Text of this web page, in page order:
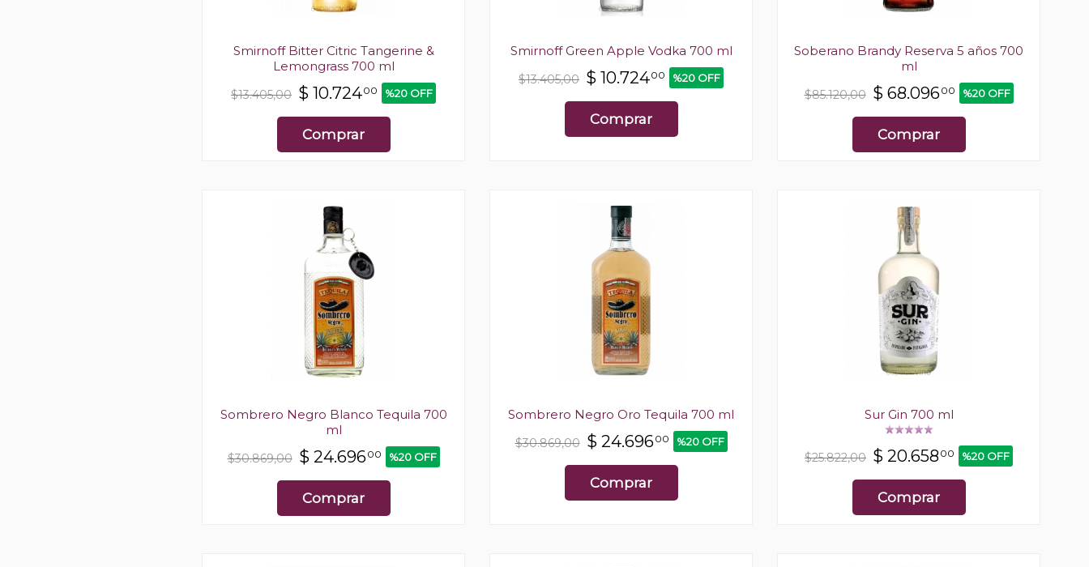
Smirnoff Bitter Citric Tangerine &
Lemongrass 700 ml
$13.405,00 $ 10.72400 %20 OFF
Comprar
Smirnoff Green Apple Vodka 700 ml
$13.405,00 $ 10.72400 %20 OFF
Comprar
Soberano Brandy Reserva 5 años 700
ml
$85.120,00 $ 68.09600 %20 OFF
Comprar
Sombrero Negro Blanco Tequila 700
ml
$30.869,00 $ 24.69600 %20 OFF
Comprar
Sombrero Negro Oro Tequila 700 ml
$30.869,00 $ 24.69600 %20 OFF
Comprar
Sur Gin 700 ml
$25.822,00 $ 20.658 00 %20 OFF
Comprar